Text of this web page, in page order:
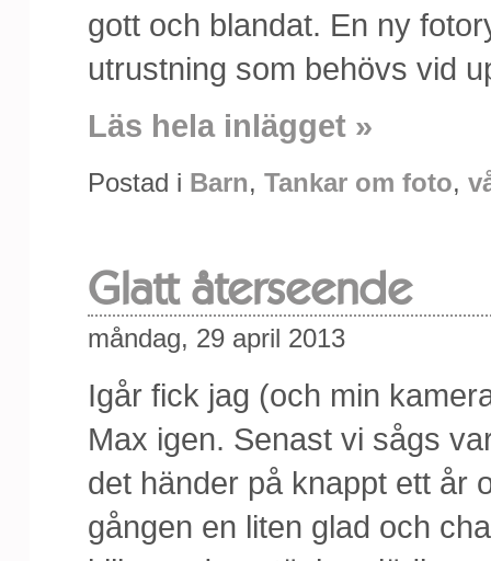
gott och blandat. En ny
utrustning som behövs vid
Läs hela inlägget »
Postad i Barn, Tankar om foto,
Glatt återseende
måndag, 29 april 2013
Igår fick jag (och min
Max igen. Senast vi sågs
det händer på knappt ett år
gången en liten glad och